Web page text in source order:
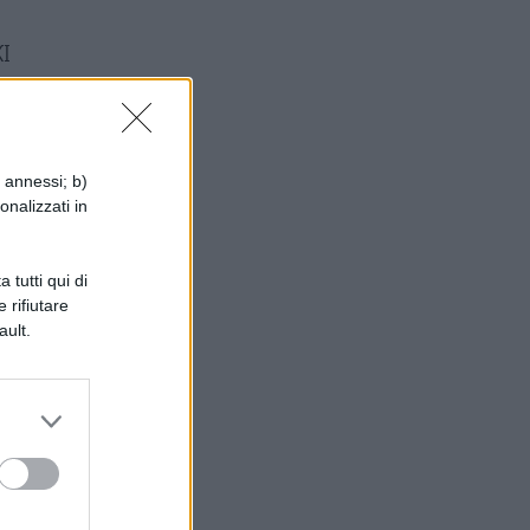
b)
in
tutti qui di
rifiutare